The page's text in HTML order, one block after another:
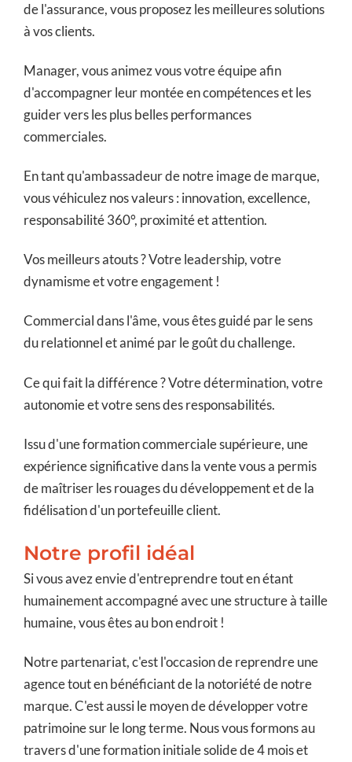
de l'assurance, vous proposez les meilleures solutions
à vos clients.
Manager, vous animez vous votre équipe afin
d'accompagner leur montée en compétences et les
guider vers les plus belles performances
commerciales.
En tant qu'ambassadeur de notre image de marque,
vous véhiculez nos valeurs : innovation, excellence,
responsabilité 360°, proximité et attention.
Vos meilleurs atouts ? Votre leadership, votre
dynamisme et votre engagement !
Commercial dans l'âme, vous êtes guidé par le sens
du relationnel et animé par le goût du challenge.
Ce qui fait la différence ? Votre détermination, votre
autonomie et votre sens des responsabilités.
Issu d'une formation commerciale supérieure, une
expérience significative dans la vente vous a permis
de maîtriser les rouages du développement et de la
fidélisation d'un portefeuille client.
Notre profil idéal
Si vous avez envie d'entreprendre tout en étant
humainement accompagné avec une structure à taille
humaine, vous êtes au bon endroit !
Notre partenariat, c'est l'occasion de reprendre une
agence tout en bénéficiant de la notoriété de notre
marque. C'est aussi le moyen de développer votre
patrimoine sur le long terme. Nous vous formons au
travers d'une formation initiale solide de 4 mois et